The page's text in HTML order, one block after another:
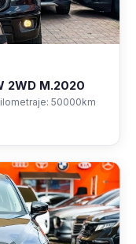
2WD M.2020
50000km